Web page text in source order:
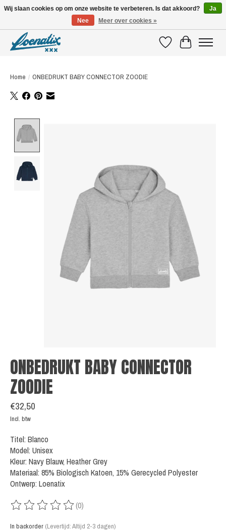
VerlanglijstWinkelwagen
Home / ONBEDRUKT BABY CONNECTOR ZOODIE
ONBEDRUKT BABY CONNECTOR
ZOODIE
€32,50
Incl. btw
Titel: Blanco
Model: Unisex
Kleur: Navy Blauw, Heather Grey
Materiaal: 85% Biologisch Katoen, 15% Gerecycled Polyester
Ontwerp: Loenatix
De beoordeling van dit product is
(0)
In backorder (Levertijd: Altijd 2-3 dagen)
Wij slaan cookies op om onze website te verbeteren. Is dat akkoord?
Ja
Nee
Meer over cookies »